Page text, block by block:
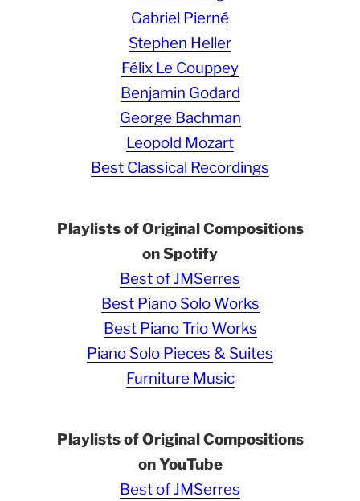
Gabriel Pierné
Stephen Heller
Félix Le Couppey
Benjamin Godard
George Bachman
Leopold Mozart
Best Classical Recordings
Playlists of Original Compositions
on Spotify
Best of JMSerres
Best Piano Solo Works
Best Piano Trio Works
Piano Solo Pieces & Suites
Furniture Music
Playlists of Original Compositions
on YouTube
Best of JMSerres